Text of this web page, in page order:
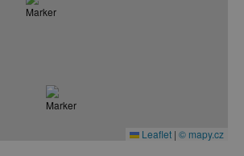
Leaflet | © mapy.cz